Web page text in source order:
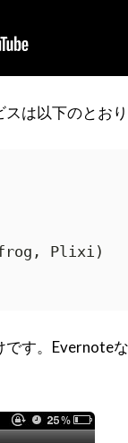
は以下のとおり
Plixi)
す。Evernote